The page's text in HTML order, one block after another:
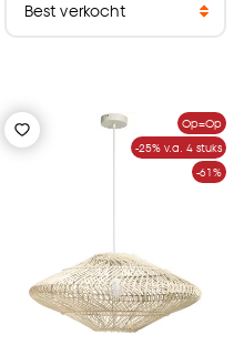
Op=Op
-25% v.a. 4 stuks
-61%